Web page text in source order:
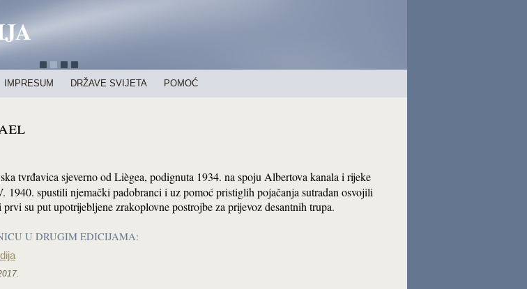
IMPRESUM DRŽAVE SVIJETA POMOĆ
tvrđavica sjeverno od Liègea, podignuta 1934. na spoju Albertova kanala i rijeke
1940. spustili njemački padobranci i uz pomoć pristiglih pojačanja sutradan osvojili
su put upotrijebljene zrakoplovne postrojbe za prijevoz desantnih trupa.
U DRUGIM EDICIJAMA: